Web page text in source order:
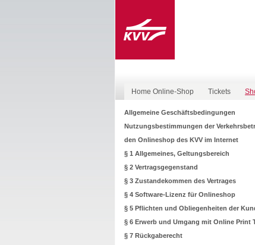
Home Online-Shop Tickets
Allgemeine Geschäftsbedingungen
Nutzungsbestimmungen der
den Onlineshop des KVV im Internet
§ 1 Allgemeines, Geltungsbereich
§ 2 Vertragsgegenstand
§ 3 Zustandekommen des Vertrages
§ 4 Software-Lizenz für Onlineshop
§ 5 Pflichten und Obliegenheiten der
§ 6 Erwerb und Umgang mit Online Print
§ 7 Rückgaberecht